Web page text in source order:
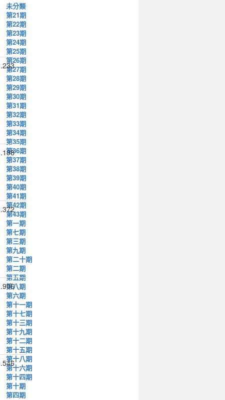
未分類
第21期
第22期
第23期
第24期
第25期
第26期
第27期
第28期
第29期
第30期
第31期
第32期
第33期
第34期
第35期
第36期
第37期
第38期
第39期
第40期
第41期
第42期
第43期
第一期
第七期
第三期
第九期
第二十期
第二期
第五期
第八期
第六期
第十一期
第十七期
第十三期
第十九期
第十二期
第十五期
第十八期
第十六期
第十四期
第十期
第四期